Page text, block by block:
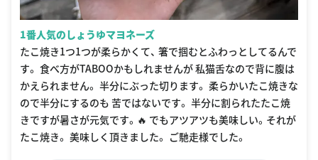
1番人気のしょうゆマヨネーズ
たこ焼き1つ1つが柔らかくて、 箸で掴むとふわっとしてるんで
す。 食べ方がTABOOかもしれませんが 私猫舌なので背に腹は
かえられません。 半分にぶった切ります。 柔らかいたこ焼きな
ので半分にするのも 苦ではないです。 半分に割られたたこ焼
きですが暑さが元気です。🔥 でもアツアツも美味しい。それが
たこ焼き。 美味しく頂きました。 ご馳走様でした。